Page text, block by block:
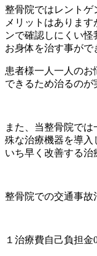
整骨院ではレントゲ
メリットはありま
ンで確認しにくい怪
お身体を治す事がで
患者様一人一人の
できるため治るのが
また、当整骨院で
殊な治療機器を導入
いち早く改善する治
整骨院での交通事故
１治療費自己負担金